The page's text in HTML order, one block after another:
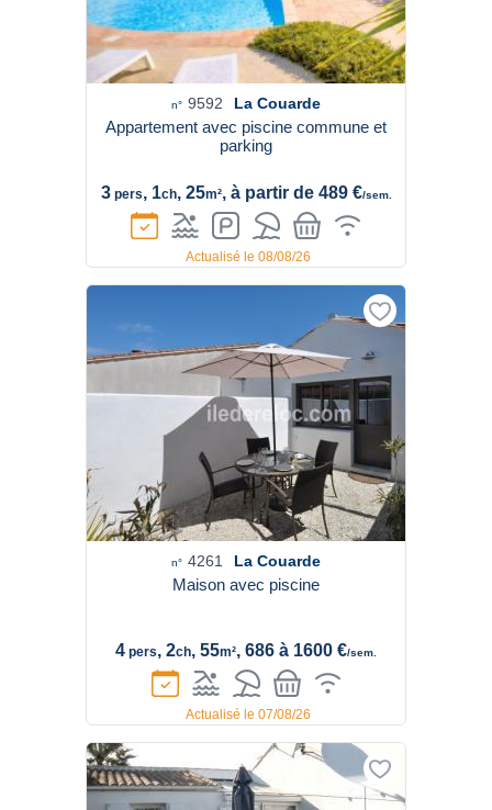
n° 9592 La Couarde
Appartement avec piscine commune et
parking
3pers, 1ch, 25m², à partir de 489 €/sem.
Actualisé le 08/08/26
n° 4261 La Couarde
Maison avec piscine
4 pers, 2ch, 55m², 686 à 1600 €/sem.
Actualisé le 07/08/26